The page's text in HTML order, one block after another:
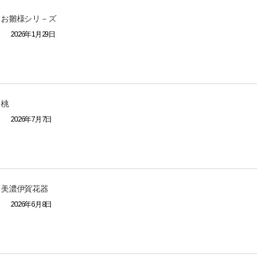
お雛様シリ－ズ
2026年1月29日
桃
2026年7月7日
美濃伊賀花器
2026年6月8日